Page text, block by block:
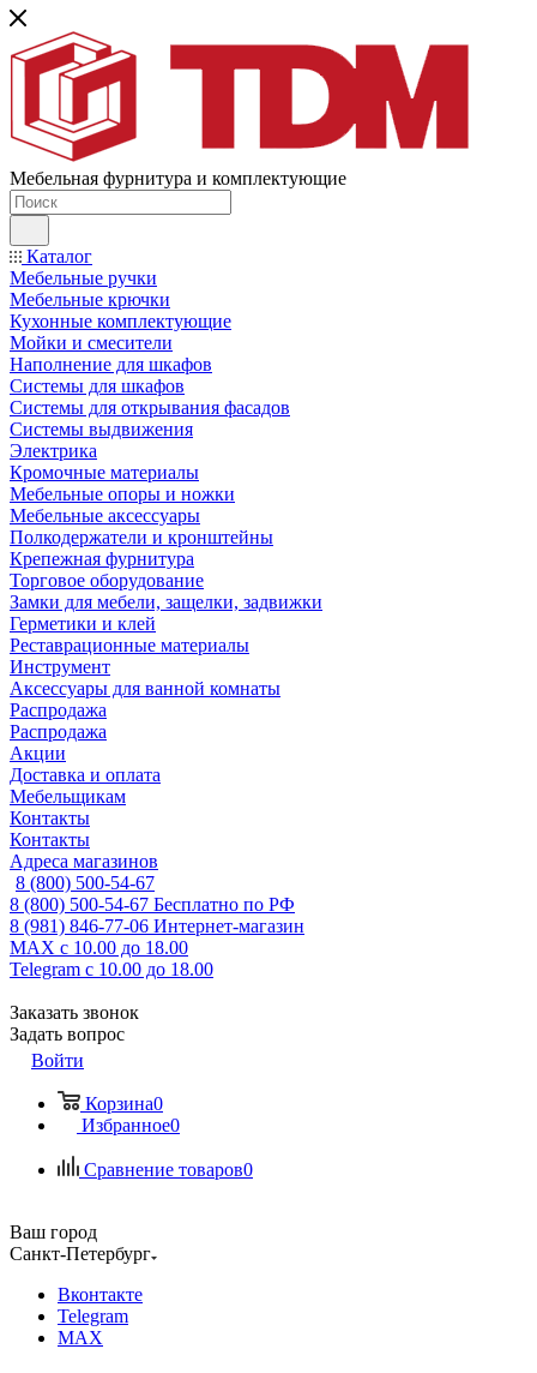
Мебельная фурнитура и комплектующие
Каталог
Мебельные ручки
Мебельные крючки
Кухонные комплектующие
Мойки и смесители
Наполнение для шкафов
Cистемы для шкафов
Системы для открывания фасадов
Системы выдвижения
Электрика
Кромочные материалы
Мебельные опоры и ножки
Мебельные аксессуары
Полкодержатели и кронштейны
Крепежная фурнитура
Торговое оборудование
Замки для мебели, защелки, задвижки
Герметики и клей
Реставрационные материалы
Инструмент
Аксессуары для ванной комнаты
Распродажа
Распродажа
Акции
Доставка и оплата
Мебельщикам
Контакты
Контакты
Адреса магазинов
8 (800) 500-54-67
8 (800) 500-54-67 Бесплатно по РФ
8 (981) 846-77-06 Интернет-магазин
MAX с 10.00 до 18.00
Telegram с 10.00 до 18.00
Заказать звонок
Задать вопрос
Войти
Корзина0
Избранное0
Сравнение товаров0
Ваш город
Санкт-Петербург
Вконтакте
Telegram
MAX